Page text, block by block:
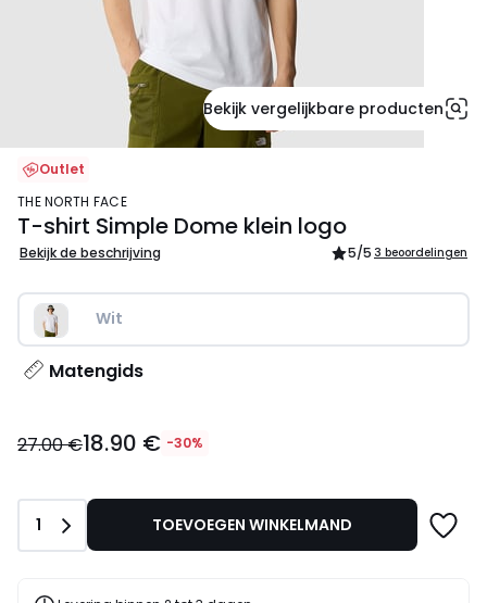
Bekijk vergelijkbare producten
Outlet
THE NORTH FACE
T-shirt Simple Dome klein logo
Bekijk de beschrijving 5/5 3 beoordelingen
Wit
Matengids
€
27.00
€
korting
27.00 €18.90 € -30%
Aantal
1 TOEVOEGEN WINKELMAND